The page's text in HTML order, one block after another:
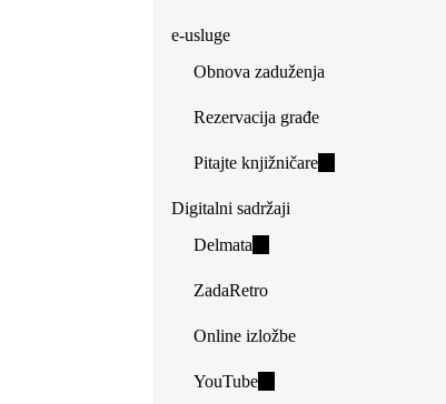
e-usluge
Obnova zaduženja
Rezervacija građe
Pitajte knjižničare(link
Digitalni sadržaji
Delmata
external)
ZadaRetro
Online izložbe
YouTube(link